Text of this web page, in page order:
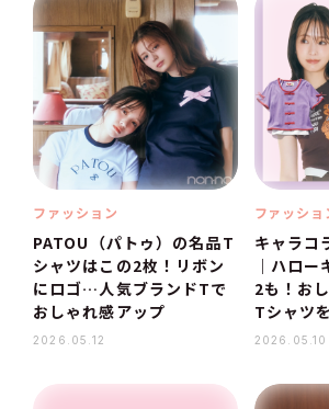
ファッション
PATOU（パトゥ）の名品T
シャツはこの2枚！リボン
にロゴ…人気ブランドTで
おしゃれ感アップ
2026.05.12
ファッショ
キャラコ
｜ハロ
2も！お
Tシャツ
2026.05.10